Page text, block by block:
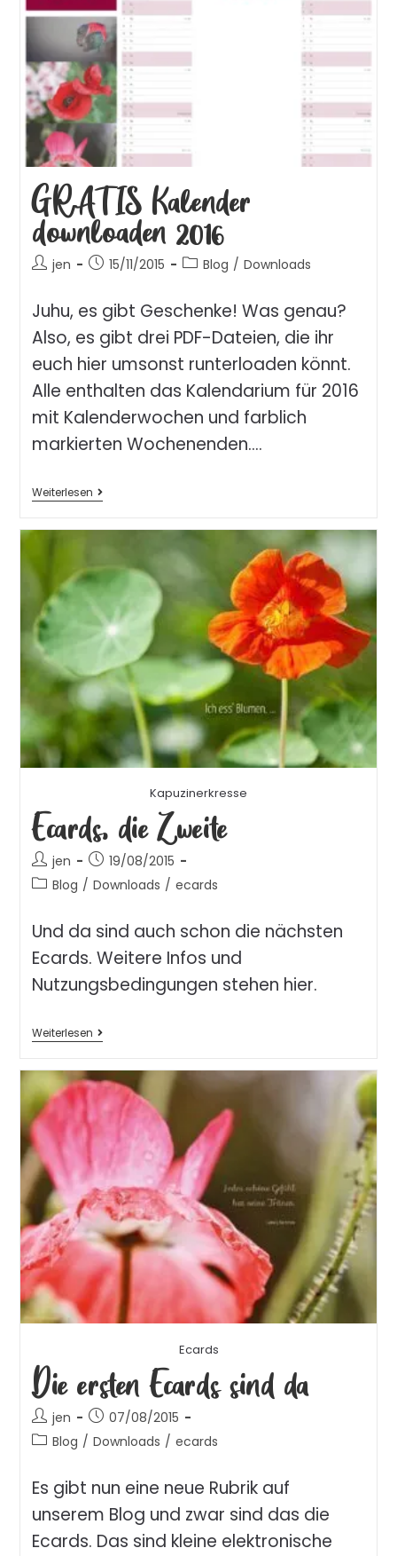
GRATIS Kalender
downloaden 2016
jen 15/11/2015 Blog / Downloads
Juhu, es gibt Geschenke! Was genau?
Also, es gibt drei PDF-Dateien, die ihr
euch hier umsonst runterloaden könnt.
Alle enthalten das Kalendarium für 2016
mit Kalenderwochen und farblich
markierten Wochenenden.…
Weiterlesen
Kapuzinerkresse
Ecards, die Zweite
jen
19/08/2015
Blog / Downloads / ecards
Und da sind auch schon die nächsten
Ecards. Weitere Infos und
Nutzungsbedingungen stehen hier.
Weiterlesen
Ecards
Die ersten Ecards sind da
jen
07/08/2015
Blog / Downloads / ecards
Es gibt nun eine neue Rubrik auf
unserem Blog und zwar sind das die
Ecards. Das sind kleine elektronische